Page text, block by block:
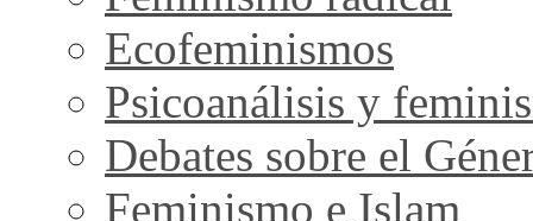
Ecofeminismos
Psicoanálisis y
Debates sobre el
Feminismo e Islam